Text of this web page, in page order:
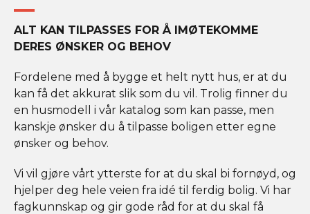
ALT KAN TILPASSES FOR Å IMØTEKOMME
DERES ØNSKER OG BEHOV
Fordelene med å bygge et helt nytt hus, er at du
kan få det akkurat slik som du vil. Trolig finner du
en husmodell i vår katalog som kan passe, men
kanskje ønsker du å tilpasse boligen etter egne
ønsker og behov.
Vi vil gjøre vårt ytterste for at du skal bi fornøyd, og
hjelper deg hele veien fra idé til ferdig bolig. Vi har
fagkunnskap og gir gode råd for at du skal få